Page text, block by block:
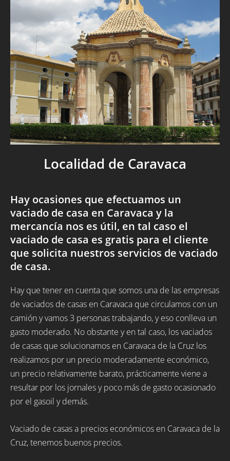
Localidad de Caravaca
Hay ocasiones que efectuamos un
vaciado de casa en Caravaca y la
mercancía nos es útil, en tal caso el
vaciado de casa es gratis para el cliente
que solicita nuestros servicios de vaciado
de casa.
Hay que tener en cuenta que somos una de las empresas
de vaciados de casas en Caravaca que circulamos con un
camión y vamos 3 personas trabajando, y eso conlleva un
gasto moderado. No obstante y en tal caso, los vaciados
de casas que solucionamos en Caravaca de la Cruz los
realizamos por un precio moderadamente económico,
un precio relativamente barato, prácticamente viene a
resultar por los jornales y poco más de gasto ocasionado
por el gasoil y demás.
Vaciado de casas a precios económicos en Caravaca de la
Cruz, tenemos buenos precios.